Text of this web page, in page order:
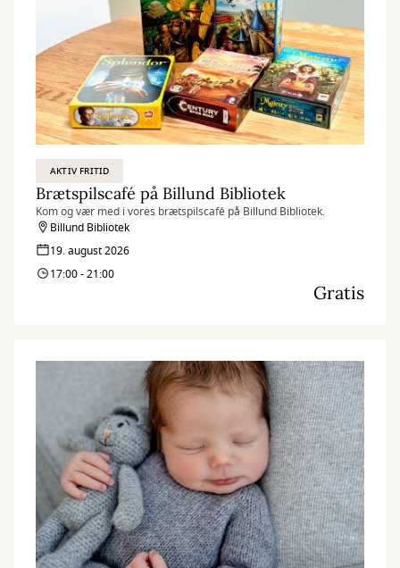
AKTIV FRITID
Brætspilscafé på Billund Bibliotek
Kom og vær med i vores brætspilscafé på Billund Bibliotek.
Billund Bibliotek
19. august 2026
17:00 - 21:00
Gratis